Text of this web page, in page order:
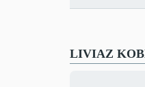
LIVIAZ